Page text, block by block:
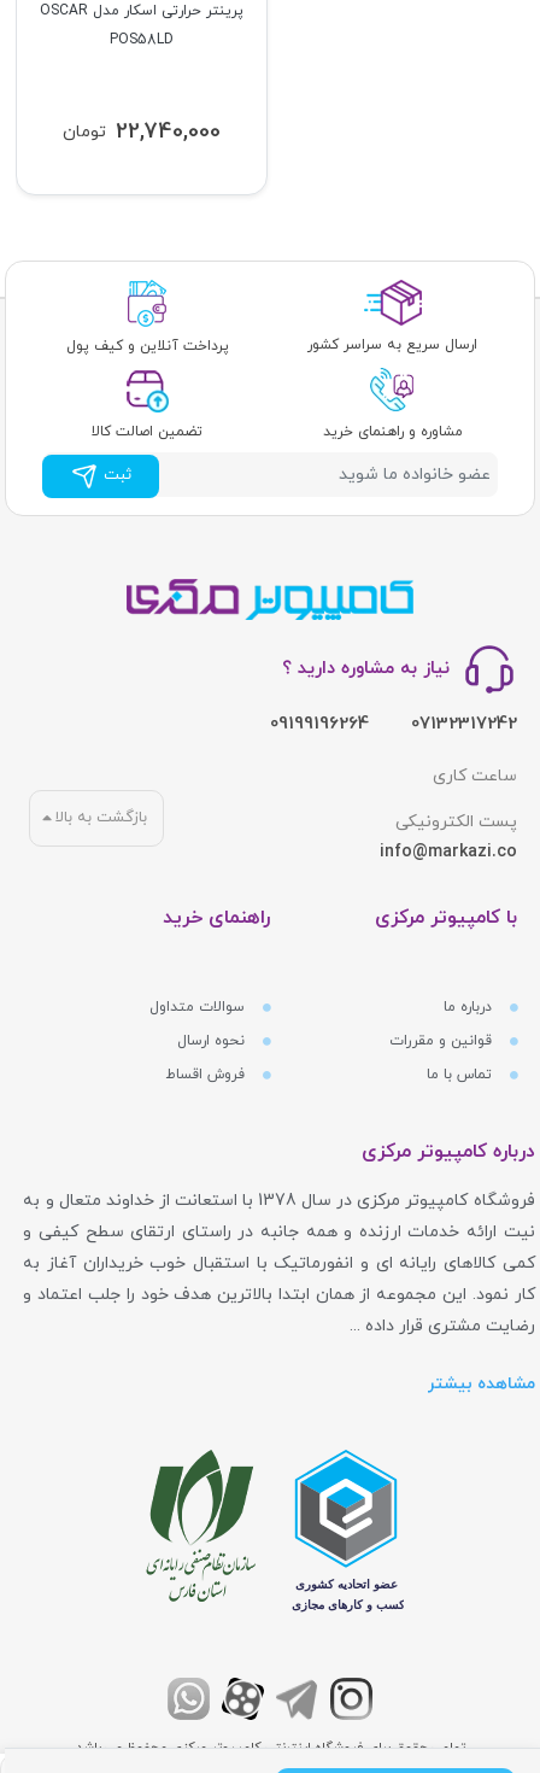
پرینتر حرارتی اسکار مدل OSCAR
POS58LD
تومان 22,740,000
ارسال سریع به سراسر کشور پرداخت آنلاین و کیف پول
مشاوره و راهنمای خرید تضمین اصالت کالا
ثبت
نیاز به مشاوره دارید ؟
07132317242
09199196264
ساعت کاری
پست الکترونیکی
info@markazi.co
با کامپیوتر مرکزی
درباره ما
قوانین و مقررات
تماس با ما
راهنمای خرید
سوالات متداول
نحوه ارسال
فروش اقساط
بازگشت به بالا
درباره کامپیوتر مرکزی
فروشگاه کامپیوتر مرکزی در سال 1378 با استعانت از خداوند متعال و به
نیت ارائه خدمات ارزنده و همه جانبه در راستای ارتقای سطح کیفی و
کمی کالاهای رایانه ای و انفورماتیک با استقبال خوب خریداران آغاز به
کار نمود. این مجموعه از همان ابتدا بالاترین هدف خود را جلب اعتماد و
رضایت مشتری قرار داده ...
مشاهده بیشتر
تمامی حقوق برای فروشگاه اینترنتی کامپیوتر مرکزی محفوظ می باشد